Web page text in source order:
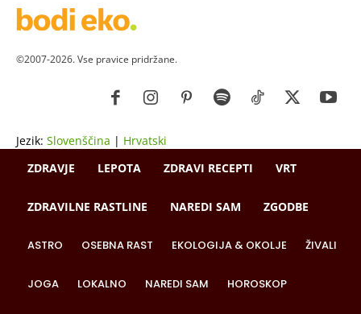
©2007-2026. Vse pravice pridržane.
Jezik: Slovenščina | Hrvatski
ZDRAVJE
LEPOTA ZDRAVI RECEPTI VRT
ZDRAVILNE RASTLINE NAREDI SAM ZGODBE
ASTRO OSEBNA RAST EKOLOGIJA & OKOLJE ŽIVALI
JOGA LOKALNO NAREDI SAM HOROSKOP